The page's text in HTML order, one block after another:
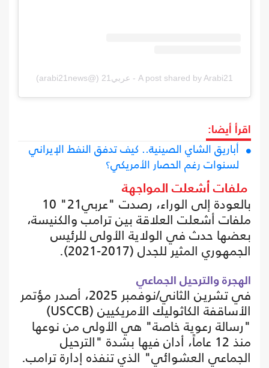
A post shared by Arabi21 - عربي21 (@arabi21news)
اقرأ أيضا:
أباريق الشاي الصينية.. كيف تدفق النفط الإيراني
لسنوات رغم الحصار الأمريكي؟
ملفات أشعلت المواجهة
بالعودة إلى الوراء، رصدت "عربي21" 10
ملفات أشعلت العلاقة بين ترامب والكنيسة،
بعضها حدث في الولاية الأولى للرئيس
الجمهوري المثير للجدل (2017-2021).
الهجرة والترحيل الجماعي
في تشرين الثاني/نوفمبر 2025، أصدر مؤتمر
الأساقفة الكاثوليك الأمريكيين (USCCB)
"رسالة رعوية خاصة" هي الأولى من نوعها
منذ 12 عاماً، أدان فيها بشدة "الترحيل
الجماعي العشوائي" الذي تنفذه إدارة ترامب.